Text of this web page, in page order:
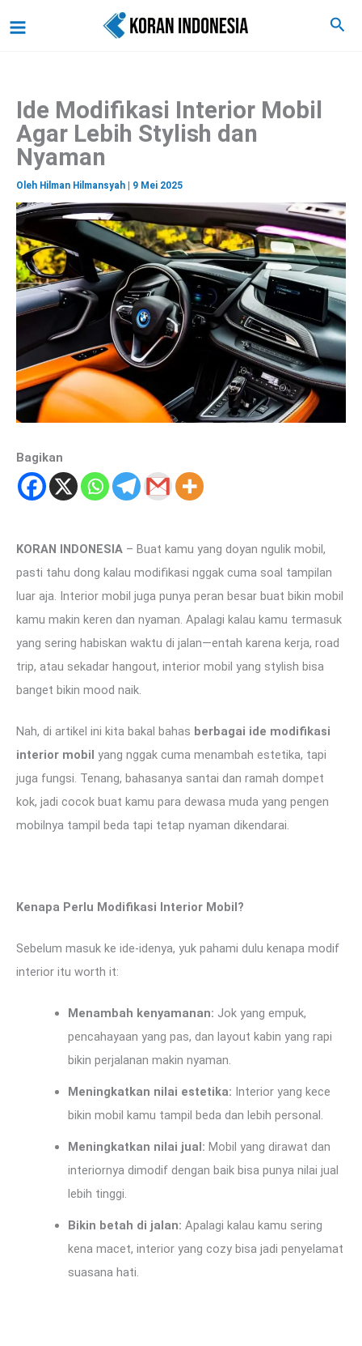
ke
Cari
Ide Modifikasi Interior Mobil
Agar Lebih Stylish dan
Nyaman
Oleh Hilman Hilmansyah 9 Mei 2025
Bagikan
KORAN INDONESIA – Buat kamu yang doyan ngulik mobil,
pasti tahu dong kalau modifikasi nggak cuma soal tampilan
luar aja. Interior mobil juga punya peran besar buat bikin mobil
kamu makin keren dan nyaman. Apalagi kalau kamu termasuk
yang sering habiskan waktu di jalan—entah karena kerja, road
trip, atau sekadar hangout, interior mobil yang stylish bisa
banget bikin mood naik.
Nah, di artikel ini kita bakal bahas berbagai ide modifikasi
interior mobil yang nggak cuma menambah estetika, tapi
juga fungsi. Tenang, bahasanya santai dan ramah dompet
kok, jadi cocok buat kamu para dewasa muda yang pengen
mobilnya tampil beda tapi tetap nyaman dikendarai.
Kenapa Perlu Modifikasi Interior Mobil?
Sebelum masuk ke ide-idenya, yuk pahami dulu kenapa modif
interior itu worth it:
Menambah kenyamanan: Jok yang empuk,
pencahayaan yang pas, dan layout kabin yang rapi
bikin perjalanan makin nyaman.
Meningkatkan nilai estetika: Interior yang kece
bikin mobil kamu tampil beda dan lebih personal.
Meningkatkan nilai jual: Mobil yang dirawat dan
interiornya dimodif dengan baik bisa punya nilai jual
lebih tinggi.
Bikin betah di jalan: Apalagi kalau kamu sering
kena macet, interior yang cozy bisa jadi penyelamat
suasana hati.
a